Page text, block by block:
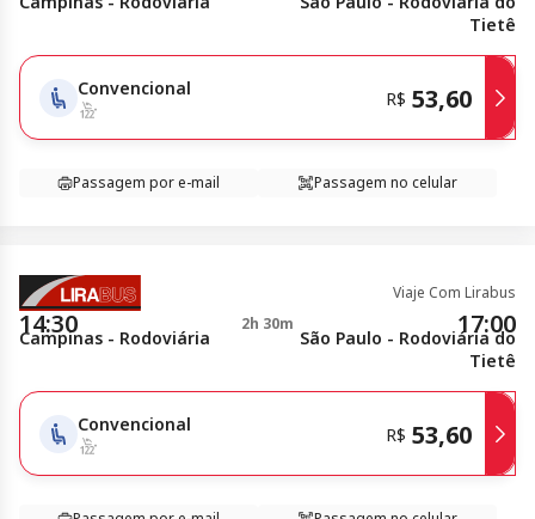
Tietê
Convencional R$ 53,60
Passagem por e-mail Passagem no celular
Viaje Com Lirabus
14:30 2h 30m 17:00
Campinas - Rodoviária
São Paulo - Rodoviária do
Tietê
Convencional R$ 53,60